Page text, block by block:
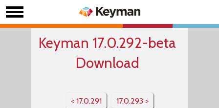
Keyman 17.0.292-beta
Download
< 17.0.291 17.0.293 >